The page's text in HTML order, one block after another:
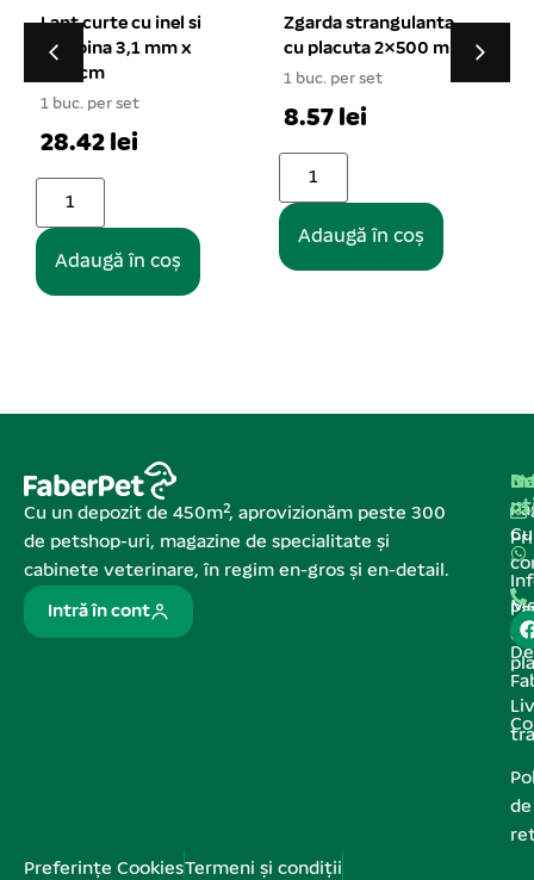
Zgarda strangulanta
cu placuta 2×500 mm
1 buc. per set
8.57 lei
Lesa chinga NUNBELL
2*120 cm
1 buc. per set
18.56 lei
Adaugă în coș
Cu un depozit de 450m², aprovizionăm peste 300
de petshop-uri, magazine de specialitate și
cabinete veterinare, în regim en-gros și en-detail.
Intră în cont
de
de
Preferințe CookiesTermeni și condiții